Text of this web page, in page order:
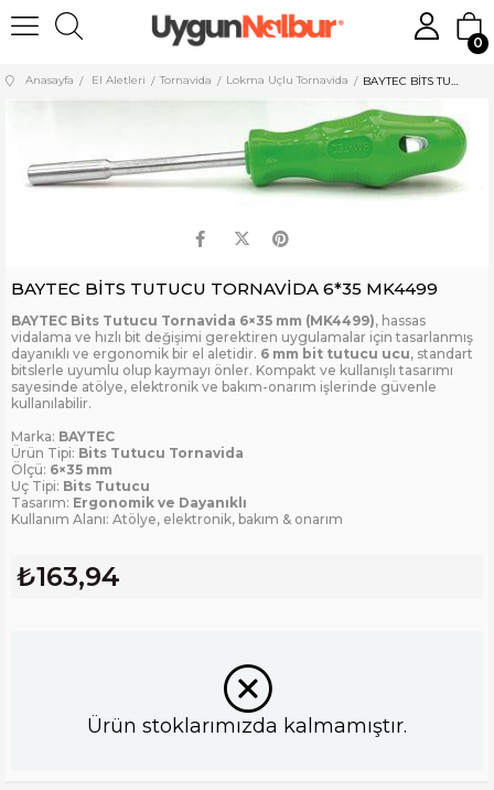
0
Anasayfa El Aletleri Tornavida Lokma Uçlu Tornavida
BAYTEC BİTS TUTUCU TORNAVİDA 6*35 MK4499
BAYTEC Bits Tutucu Tornavida 6×35 mm (MK4499), hassas
vidalama ve hızlı bit değişimi gerektiren uygulamalar için tasarlanmış
dayanıklı ve ergonomik bir el aletidir. 6 mm bit tutucu ucu, standart
bitslerle uyumlu olup kaymayı önler. Kompakt ve kullanışlı tasarımı
sayesinde atölye, elektronik ve bakım-onarım işlerinde güvenle
kullanılabilir.
Marka: BAYTEC
Ürün Tipi: Bits Tutucu Tornavida
Ölçü: 6×35 mm
Uç Tipi: Bits Tutucu
Tasarım: Ergonomik ve Dayanıklı
Kullanım Alanı: Atölye, elektronik, bakım & onarım
₺163,94
Ürün stoklarımızda kalmamıştır.